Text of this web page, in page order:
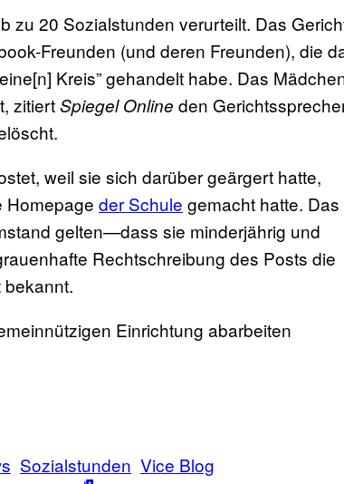
zu 20 Sozialstunden verurteilt. Das
Freunden (und deren Freunden), die
Kreis” gehandelt habe. Das
zitiertSpiegel Online den
weil sie sich darüber geärgert hatte,
Homepage der Schule gemacht hatte. Das
gelten—dass sie minderjährig und
Rechtschreibung des Posts die
Einrichtung abarbeiten
Sozialstunden Vice Blog